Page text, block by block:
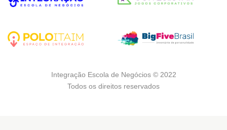
Integração Escola de Negócios © 2022
Todos os direitos reservados